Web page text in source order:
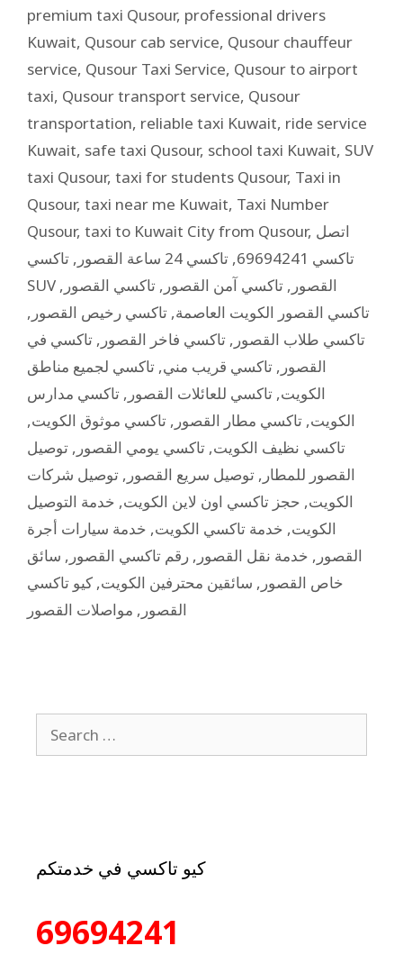
premium taxi Qusour, professional drivers
Kuwait, Qusour cab service, Qusour chauffeur
service, Qusour Taxi Service, Qusour to airport
taxi, Qusour transport service, Qusour
transportation, reliable taxi Kuwait, ride service
Kuwait, safe taxi Qusour, school taxi Kuwait, SUV
taxi Qusour, taxi for students Qusour, Taxi in
Qusour, taxi near me Kuwait, Taxi Number
Qusour, taxi to Kuwait City from Qusour, اتصل
تاكسي 69694241
, تاكسي 24 ساعة القصور , تاكسي
SUV القصور , تاكسي آمن القصور , تاكسي القصور ,
تاكسي القصور الكويت العاصمة, تاكسي رخيص القصور ,
تاكسي طلاب القصور , تاكسي فاخر القصور , تاكسي في
القصور , تاكسي قريب مني, تاكسي لجميع مناطق
الكويت, تاكسي للعائلات القصور , تاكسي مدارس
الكويت, تاكسي مطار القصور , تاكسي موثوق الكويت,
تاكسي نظيف الكويت, تاكسي يومي القصور , توصيل
القصور للمطار , توصيل سريع القصور , توصيل شركات
الكويت, حجز تاكسي اون لاين الكويت, خدمة التوصيل
الكويت, خدمة تاكسي الكويت, خدمة سيارات أجرة
القصور , خدمة نقل القصور , رقم تاكسي القصور , سائق
خاص القصور , سائقين محترفين الكويت, كيو تاكسي
القصور , مواصلات القصور
كيو تاكسي في خدمتكم
69694241